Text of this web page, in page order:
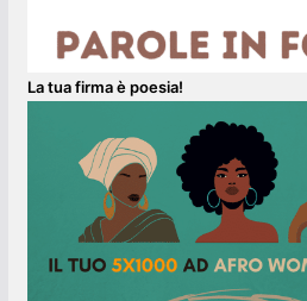
La tua firma è poesia!